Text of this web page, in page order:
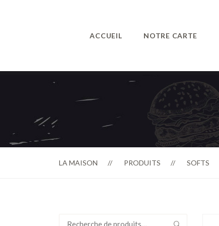
ACCUEIL NOTRE CARTE
LA MAISON PRODUITS SOFTS
Recherche